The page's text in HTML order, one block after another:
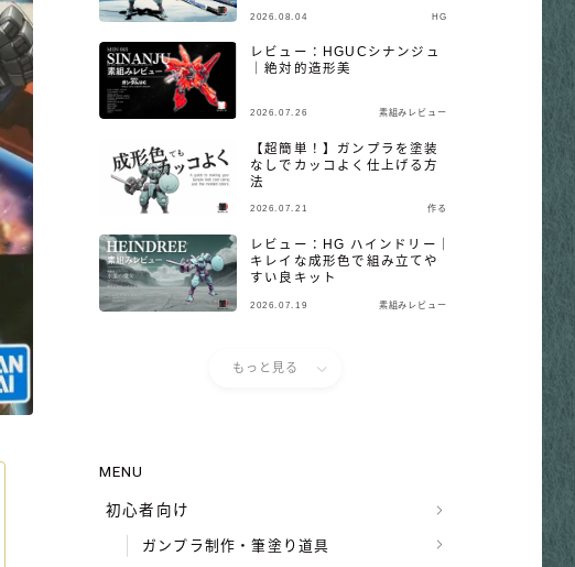
2026.08.04 HG
レビュー：HGUCシナンジュ
｜絶対的造形美
2026.07.26 素組みレビュー
【超簡単！】ガンプラを塗装
なしでカッコよく仕上げる方
法
2026.07.21 作る
レビュー：HG ハインドリー｜
キレイな成形色で組み立てや
すい良キット
2026.07.19 素組みレビュー
もっと見る
MENU
初心者向け
ガンプラ制作・筆塗り道具